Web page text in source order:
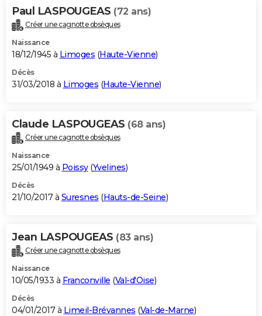
Paul LASPOUGEAS (72 ans)
Créer une cagnotte obsèques
Naissance
18/12/1945 à Limoges (Haute-Vienne)
Décès
31/03/2018 à Limoges (Haute-Vienne)
Claude LASPOUGEAS (68 ans)
Créer une cagnotte obsèques
Naissance
25/01/1949 à Poissy(Yvelines)
Décès
21/10/2017 à Suresnes (Hauts-de-Seine)
Jean LASPOUGEAS (83 ans)
Créer une cagnotte obsèques
Naissance
10/05/1933 à Franconville (Val-d'Oise)
Décès
04/01/2017 à Limeil-Brévannes (Val-de-Marne)